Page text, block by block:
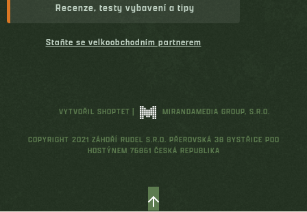
Recenze, testy vybavení a tipy
Staňte se velkoobchodním partnerem
VYTVOŘIL SHOPTET | MIRANDAMEDIA GROUP, S.R.O.
COPYRIGHT 2021 ZÁHOŘÍ RUDEL S.R.O. PŘEROVSKÁ 38 BYSTŘICE POD
HOSTÝNEM 76861 ČESKÁ REPUBLIKA